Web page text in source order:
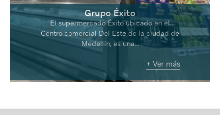
Grupo Éxito
El supermercado Éxito ubicado en el
Centro comercial Del Este de la ciudad de
Medellín, es una...
+ Ver más